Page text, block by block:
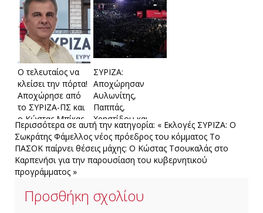
ενωθούμε για να
τους διώξουμε το
γρηγορότερο
Τι είπε για τον
Αλέξη Τσίπρα
Ο τελευταίος να
κλείσει την πόρτα!
Αποχώρησε από
το ΣΥΡΙΖΑ-ΠΣ και
o Kώστας Μπίκας
ΣΥΡΙΖΑ:
Αποχώρησαν
Αυλωνίτης,
Παππάς,
Χρηστίδου και
Μάλαμα -Το
μεσημέρι ο
Κασσελάκης
ανακοινώνει το
Περισσότερα σε αυτή την κατηγορία: « Εκλογές ΣΥΡΙΖΑ: Ο
Σωκράτης Φάμελλος νέος πρόεδρος του κόμματος Το
ΠΑΣΟΚ παίρνει θέσεις μάχης: Ο Κώστας Τσουκαλάς στο
Καρπενήσι για την παρουσίαση του κυβερνητικού
προγράμματος »
Προσθήκη σχολίου